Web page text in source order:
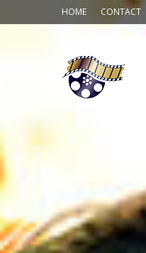
HOME CONTACT